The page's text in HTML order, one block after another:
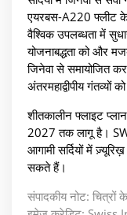
एयरबस-A220 फ्लीट के
वैश्विक उपलब्धता में
योजनाबद्धता को और
जिनेवा से समायोजित
अंतरमहाद्वीपीय गंतव्यों
शीतकालीन फ्लाइट
2027 तक लागू है।
आगामी सर्दियों में
सकते हैं।
संपादकीय नोट: